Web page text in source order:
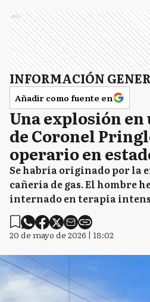
Ads
INFORMACIÓN
Añadir como fuente en
Una explosión
de Coronel
operario en
Se habría originado por la
cañería de gas. El hombre
internado en terapia
20 de mayo de 2026 | 18:02